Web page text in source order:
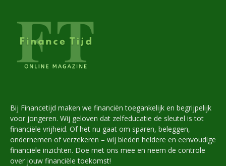
Bij Financetijd maken we financiën toegankelijk en begrijpelijk
voor jongeren. Wij geloven dat zelfeducatie de sleutel is tot
financiële vrijheid. Of het nu gaat om sparen, beleggen,
ondernemen of verzekeren – wij bieden heldere en eenvoudige
financiële inzichten. Doe met ons mee en neem de controle
over jouw financiële toekomst!